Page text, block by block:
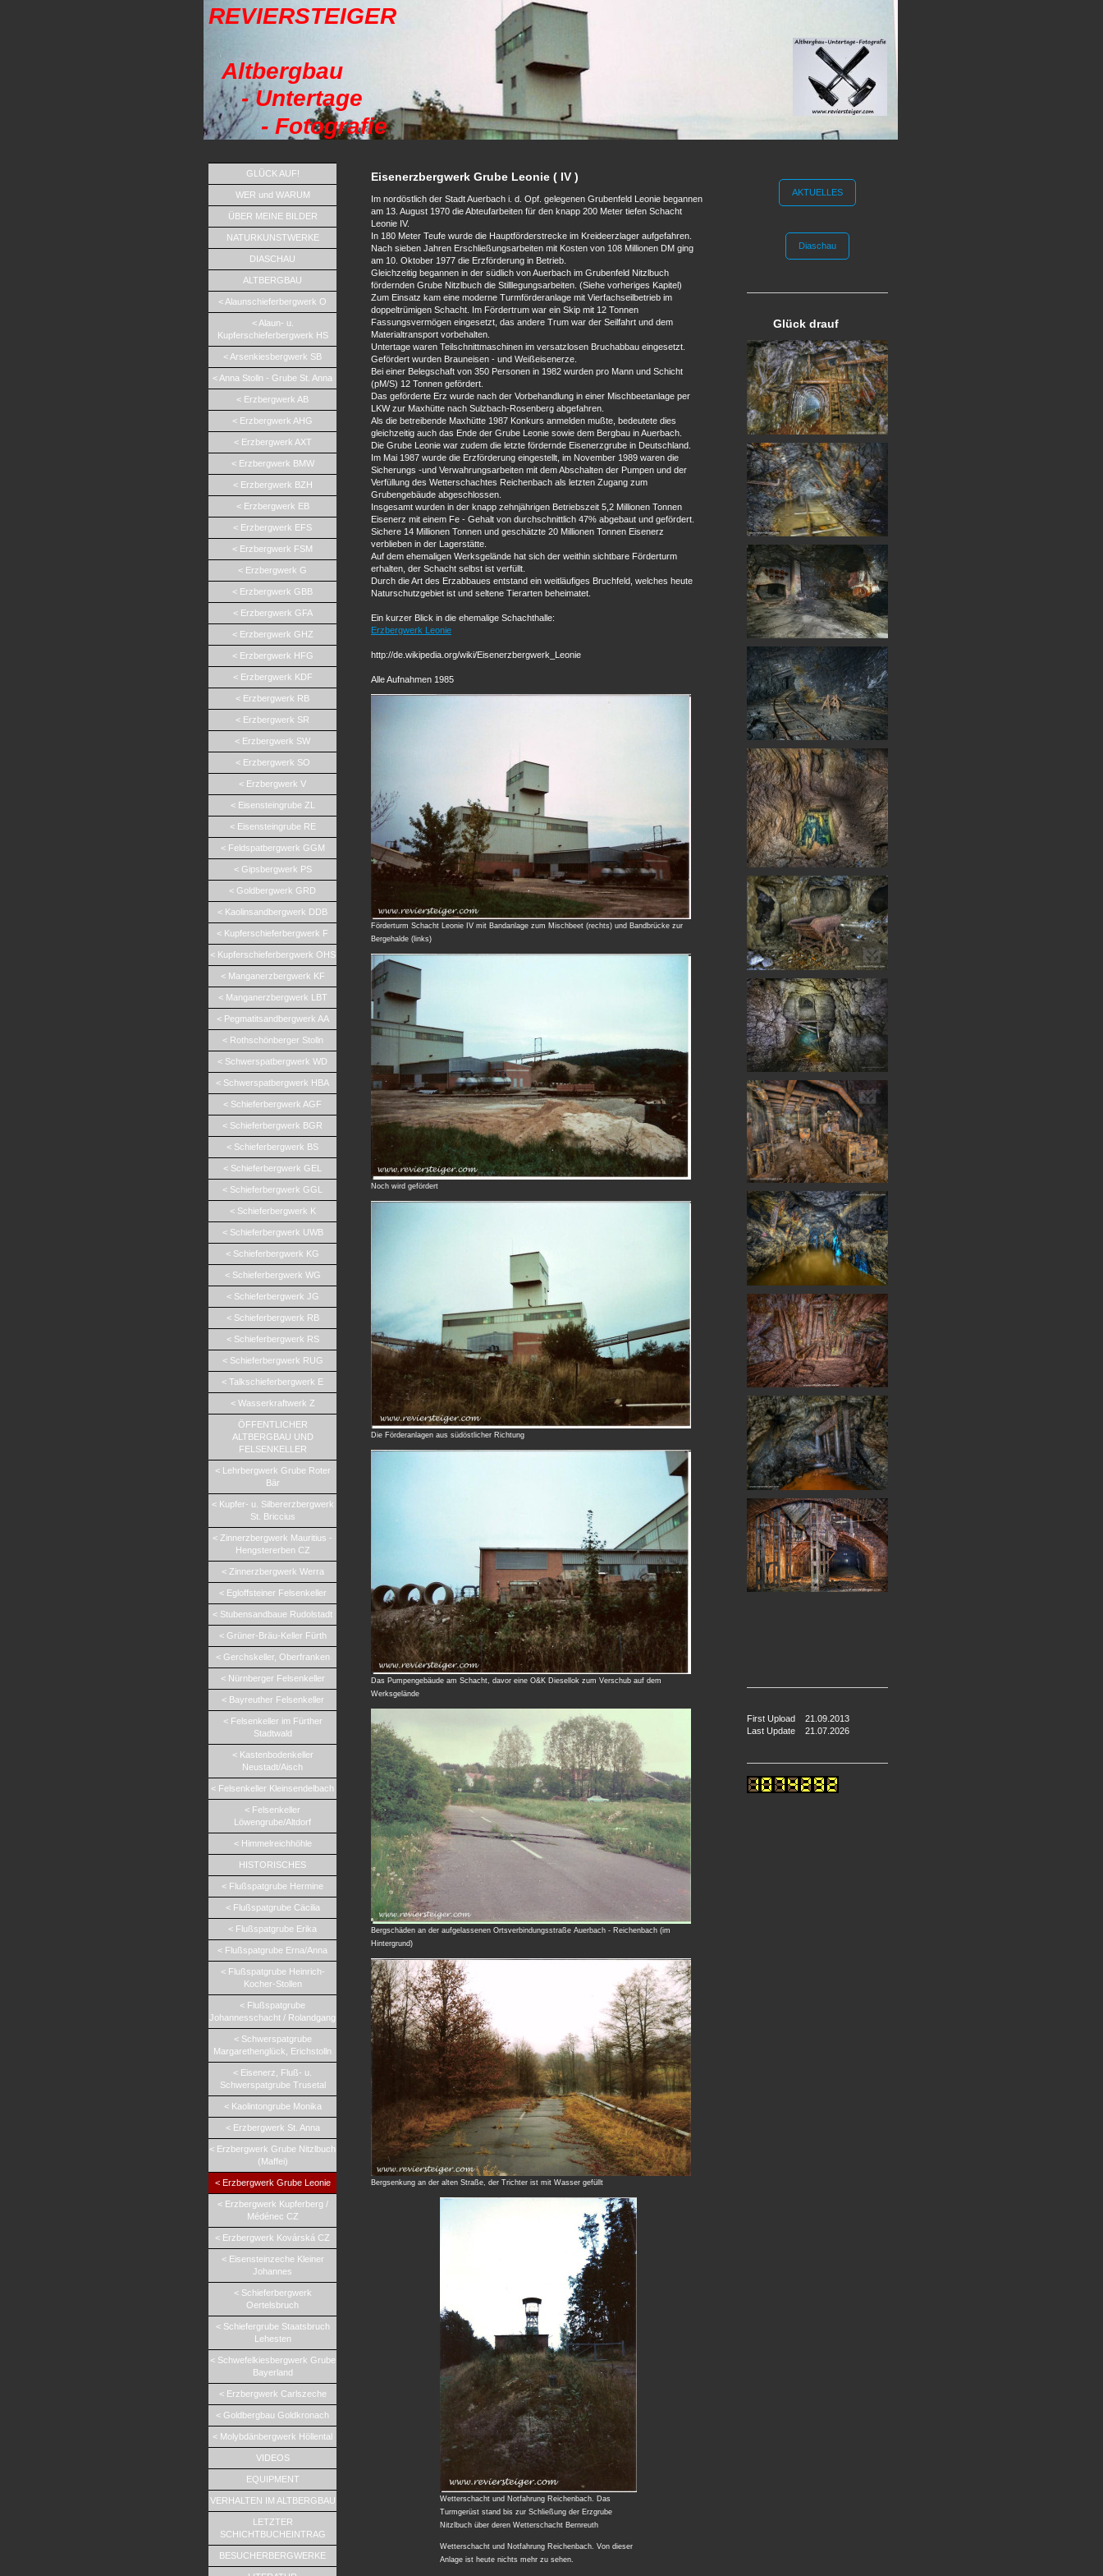
REVIERSTEIGER
Altbergbau
- Untertage
- Fotografie
GLÜCK AUF!
WER und WARUM
ÜBER MEINE BILDER
NATURKUNSTWERKE
DIASCHAU
ALTBERGBAU
< Alaunschieferbergwerk O
< Alaun- u.
Kupferschieferbergwerk HS
< Arsenkiesbergwerk SB
< Anna Stolln - Grube St. Anna
< Erzbergwerk AB
< Erzbergwerk AHG
< Erzbergwerk AXT
< Erzbergwerk BMW
< Erzbergwerk BZH
< Erzbergwerk EB
< Erzbergwerk EFS
< Erzbergwerk FSM
< Erzbergwerk G
< Erzbergwerk GBB
< Erzbergwerk GFA
< Erzbergwerk GHZ
< Erzbergwerk HFG
< Erzbergwerk KDF
< Erzbergwerk RB
< Erzbergwerk SR
< Erzbergwerk SW
< Erzbergwerk SO
< Erzbergwerk V
< Eisensteingrube ZL
< Eisensteingrube RE
< Feldspatbergwerk GGM
< Gipsbergwerk PS
< Goldbergwerk GRD
< Kaolinsandbergwerk DDB
< Kupferschieferbergwerk F
< Kupferschieferbergwerk OHS
< Manganerzbergwerk KF
< Manganerzbergwerk LBT
< Pegmatitsandbergwerk AA
< Rothschönberger Stolln
< Schwerspatbergwerk WD
< Schwerspatbergwerk HBA
< Schieferbergwerk AGF
< Schieferbergwerk BGR
< Schieferbergwerk BS
< Schieferbergwerk GEL
< Schieferbergwerk GGL
< Schieferbergwerk K
< Schieferbergwerk UWB
< Schieferbergwerk KG
< Schieferbergwerk WG
< Schieferbergwerk JG
< Schieferbergwerk RB
< Schieferbergwerk RS
< Schieferbergwerk RUG
< Talkschieferbergwerk E
< Wasserkraftwerk Z
ÖFFENTLICHER
ALTBERGBAU UND
FELSENKELLER
< Lehrbergwerk Grube Roter
Bär
< Kupfer- u. Silbererzbergwerk
St. Briccius
< Zinnerzbergwerk Mauritius -
Hengstererben CZ
< Zinnerzbergwerk Werra
< Egloffsteiner Felsenkeller
< Stubensandbaue Rudolstadt
< Grüner-Bräu-Keller Fürth
< Gerchskeller, Oberfranken
< Nürnberger Felsenkeller
< Bayreuther Felsenkeller
< Felsenkeller im Fürther
Stadtwald
< Kastenbodenkeller
Neustadt/Aisch
< Felsenkeller Kleinsendelbach
< Felsenkeller
Löwengrube/Altdorf
< Himmelreichhöhle
HISTORISCHES
< Flußspatgrube Hermine
< Flußspatgrube Cäcilia
< Flußspatgrube Erika
< Flußspatgrube Erna/Anna
< Flußspatgrube Heinrich-
Kocher-Stollen
< Flußspatgrube
Johannesschacht / Rolandgang
< Schwerspatgrube
Margarethenglück, Erichstolln
< Eisenerz, Fluß- u.
Schwerspatgrube Trusetal
< Kaolintongrube Monika
< Erzbergwerk St. Anna
< Erzbergwerk Grube Nitzlbuch
(Maffei)
< Erzbergwerk Grube Leonie
< Erzbergwerk Kupferberg /
Médénec CZ
< Erzbergwerk Kovárská CZ
< Eisensteinzeche Kleiner
Johannes
< Schieferbergwerk
Oertelsbruch
< Schiefergrube Staatsbruch
Lehesten
< Schwefelkiesbergwerk Grube
Bayerland
< Erzbergwerk Carlszeche
< Goldbergbau Goldkronach
< Molybdänbergwerk Höllental
VIDEOS
EQUIPMENT
VERHALTEN IM ALTBERGBAU
LETZTER
SCHICHTBUCHEINTRAG
BESUCHERBERGWERKE
Eisenerzbergwerk Grube Leonie ( IV )
Im nordöstlich der Stadt Auerbach i. d. Opf. gelegenen Grubenfeld Leonie begannen
am 13. August 1970 die Abteufarbeiten für den knapp 200 Meter tiefen Schacht
Leonie IV.
In 180 Meter Teufe wurde die Hauptförderstrecke im Kreideerzlager aufgefahren.
Nach sieben Jahren Erschließungsarbeiten mit Kosten von 108 Millionen DM ging
am 10. Oktober 1977 die Erzförderung in Betrieb.
Gleichzeitig begannen in der südlich von Auerbach im Grubenfeld Nitzlbuch
fördernden Grube Nitzlbuch die Stilllegungsarbeiten. (Siehe vorheriges Kapitel)
Zum Einsatz kam eine moderne Turmförderanlage mit Vierfachseilbetrieb im
doppeltrümigen Schacht. Im Fördertrum war ein Skip mit 12 Tonnen
Fassungsvermögen eingesetzt, das andere Trum war der Seilfahrt und dem
Materialtransport vorbehalten.
Untertage waren Teilschnittmaschinen im versatzlosen Bruchabbau eingesetzt.
Gefördert wurden Brauneisen - und Weißeisenerze.
Bei einer Belegschaft von 350 Personen in 1982 wurden pro Mann und Schicht
(pM/S) 12 Tonnen gefördert.
Das geförderte Erz wurde nach der Vorbehandlung in einer Mischbeetanlage per
LKW zur Maxhütte nach Sulzbach-Rosenberg abgefahren.
Als die betreibende Maxhütte 1987 Konkurs anmelden mußte, bedeutete dies
gleichzeitig auch das Ende der Grube Leonie sowie dem Bergbau in Auerbach.
Die Grube Leonie war zudem die letzte fördernde Eisenerzgrube in Deutschland.
Im Mai 1987 wurde die Erzförderung eingestellt, im November 1989 waren die
Sicherungs -und Verwahrungsarbeiten mit dem Abschalten der Pumpen und der
Verfüllung des Wetterschachtes Reichenbach als letzten Zugang zum
Grubengebäude abgeschlossen.
Insgesamt wurden in der knapp zehnjährigen Betriebszeit 5,2 Millionen Tonnen
Eisenerz mit einem Fe - Gehalt von durchschnittlich 47% abgebaut und gefördert.
Sichere 14 Millionen Tonnen und geschätzte 20 Millionen Tonnen Eisenerz
verblieben in der Lagerstätte.
Auf dem ehemaligen Werksgelände hat sich der weithin sichtbare Förderturm
erhalten, der Schacht selbst ist verfüllt.
Durch die Art des Erzabbaues entstand ein weitläufiges Bruchfeld, welches heute
Naturschutzgebiet ist und seltene Tierarten beheimatet.
Ein kurzer Blick in die ehemalige Schachthalle:
Erzbergwerk Leonie
http://de.wikipedia.org/wiki/Eisenerzbergwerk_Leonie
Alle Aufnahmen 1985
Förderturm Schacht Leonie IV mit Bandanlage zum Mischbeet (rechts) und Bandbrücke zur
Bergehalde (links)
Noch wird gefördert
Die Förderanlagen aus südöstlicher Richtung
Das Pumpengebäude am Schacht, davor eine O&K Diesellok zum Verschub auf dem
Werksgelände
Bergschäden an der aufgelassenen Ortsverbindungsstraße Auerbach - Reichenbach (im
Hintergrund)
Bergsenkung an der alten Straße, der Trichter ist mit Wasser gefüllt
Wetterschacht und Notfahrung Reichenbach. Das
Turmgerüst stand bis zur Schließung der Erzgrube
Nitzlbuch über deren Wetterschacht Bernreuth
Wetterschacht und Notfahrung Reichenbach. Von dieser
Anlage ist heute nichts mehr zu sehen.
AKTUELLES
Diaschau
Glück drauf
First Upload 21.09.2013
Last Update 21.07.2026